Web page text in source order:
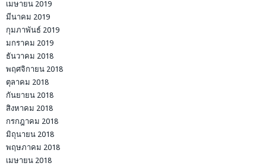
เมษายน 2019
มีนาคม 2019
กุมภาพันธ์ 2019
มกราคม 2019
ธันวาคม 2018
พฤศจิกายน 2018
ตุลาคม 2018
กันยายน 2018
สิงหาคม 2018
กรกฎาคม 2018
มิถุนายน 2018
พฤษภาคม 2018
เมษายน 2018